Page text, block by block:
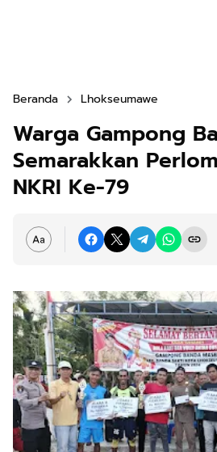
Beranda Lhokseumawe
Warga Gampong
Semarakkan
NKRI Ke-79